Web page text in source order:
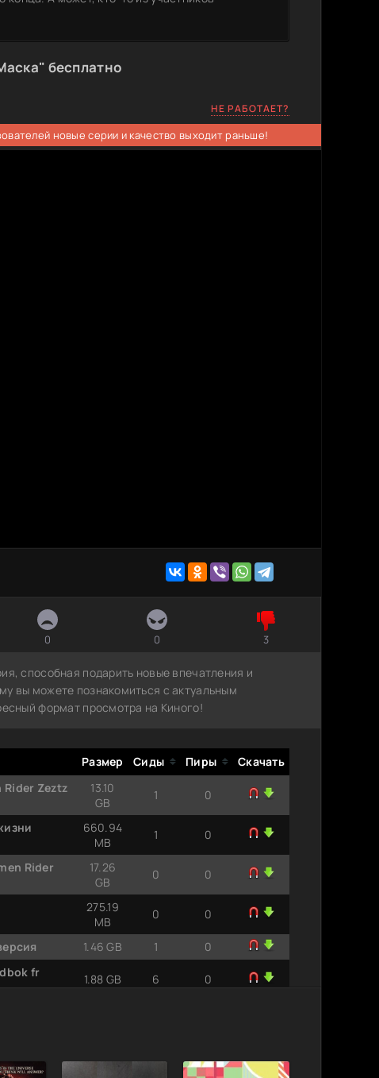
бесплатно
НЕ РАБОТАЕТ?
новые серии и качество выходит раньше!
0 0 3
способная подарить новые впечатления и
вы можете познакомиться с актуальным
формат просмотра на Киного!
Размер Сиды Пиры
Скачать
Rider Zeztz
13.10
GB
1 0
660.94
MB
1 0
Rider
17.26
GB
0 0
275.19
MB
0 0
1.46 GB 1
0
fr
1.88 GB 6 0
GB
1 4